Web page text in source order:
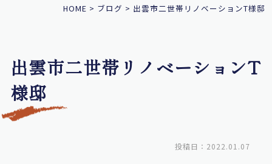
HOME > ブログ > 出雲市二世帯リノベーションT様邸
出雲市二世帯リノベーションT
様邸
投稿日：2022.01.07